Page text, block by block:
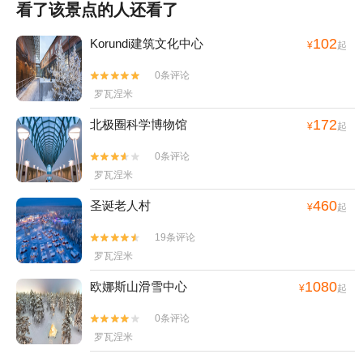
看了该景点的人还看了
Korundi建筑文化中心 ¥102起


0条评论
罗瓦涅米
北极圈科学博物馆 ¥172起


0条评论
罗瓦涅米
圣诞老人村 ¥460起


19条评论
罗瓦涅米
欧娜斯山滑雪中心 ¥1080起


0条评论
罗瓦涅米